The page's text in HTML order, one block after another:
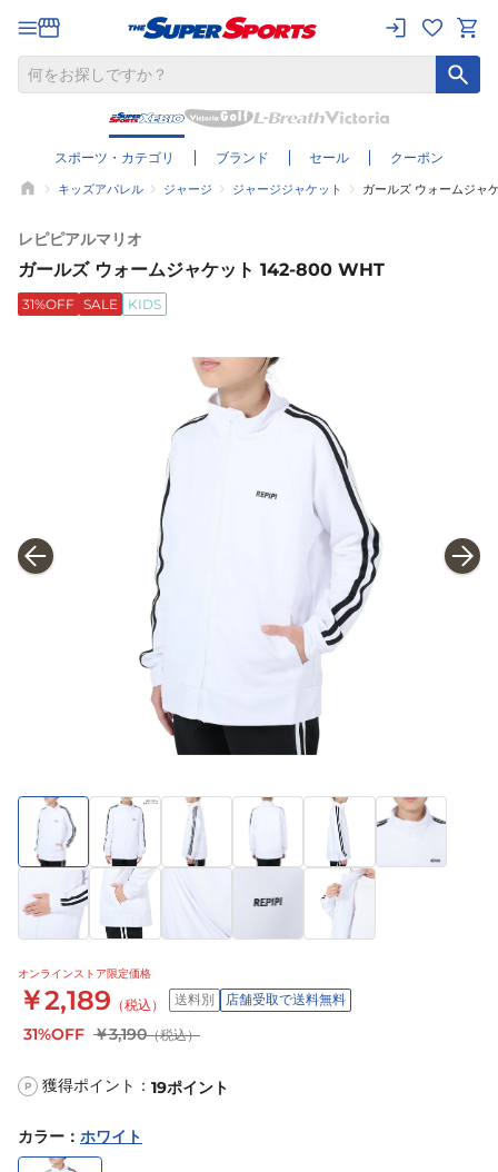
スポーツ・カテゴリ ブランド セール クーポン
キッズアパレル ジャージ ジャージジャケット ガールズ ウォームジャ
レピピアルマリオ
ガールズ ウォームジャケット 142-800 WHT
31%OFF SALE KIDS
オンラインストア限定価格
￥2,189 （税込） 送料別 店舗受取で送料無料
31%OFF ￥3,190（税込）
P 獲得ポイント： 19ポイント
カラー ： ホワイト